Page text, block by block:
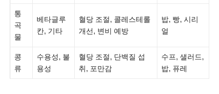
통
곡
물
베타글루
칸, 기타
혈당 조절, 콜레스테롤
개선, 변비 예방
밥, 빵, 시리
얼
콩
류
수용성, 불
용성
혈당 조절, 단백질 섭
취, 포만감
수프, 샐러드,
밥, 퓨레